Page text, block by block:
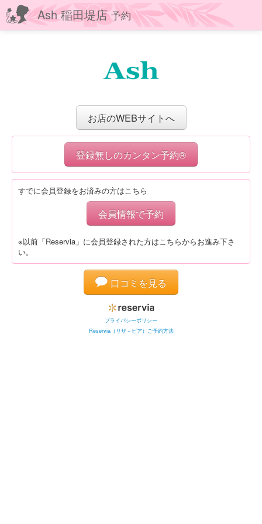
Ash 稲田堤店予約
お店のWEBサイトへ
登録無しのカンタン予約®
すでに会員登録をお済みの方はこちら
会員情報で予約
※以前「Reservia」に会員登録された方はこちらからお進み下さ
い。
口コミを見る
プライバシーポリシー
Reservia（リザ－ビア）ご予約方法